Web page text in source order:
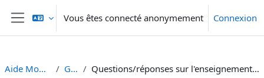
Passer au contenu principal
Panneau latéral
Vous êtes connecté anonymement Connexion
Aide Moodle - Moodle Hilfe Généralités Questions/réponses sur l'enseignement avec Moodle - Fragen/Antworten zum Unterrichen mit Moodle